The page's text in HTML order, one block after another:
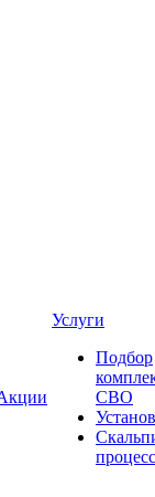
Услуги
Подбор
СВО